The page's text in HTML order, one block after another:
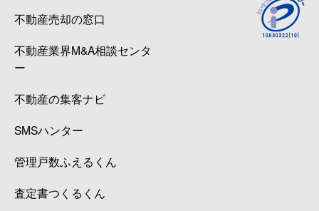
不動産売却の窓口
不動産業界M&A相談センタ
ー
不動産の集客ナビ
SMSハンター
管理戸数ふえるくん
査定書つくるくん